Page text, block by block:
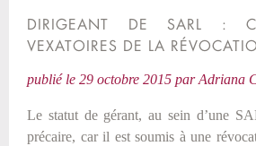
DIRIGEANT DE SARL :
VEXATOIRES DE LA
publié le 29 octobre 2015 parAdriana
Le statut de gérant, au sein d’une
précaire, car il est soumis à une